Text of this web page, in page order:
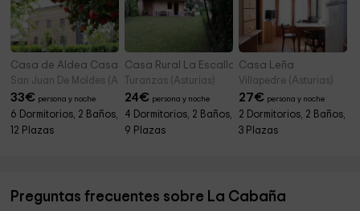
Casa de Aldea Casa Chacurro
San Juan De Moldes (Asturias)
33€ persona y noche
6 Dormitorios, 2 Baños,
12 Plazas
Casa Rural La Escallada
Turanzas (Asturias)
24€ persona y noche
4 Dormitorios, 2 Baños,
9 Plazas
Casa Leña
Villapedre (Asturias)
27€ persona y noche
2 Dormitorios, 2 Baños,
3 Plazas
Preguntas frecuentes sobre La Cabaña